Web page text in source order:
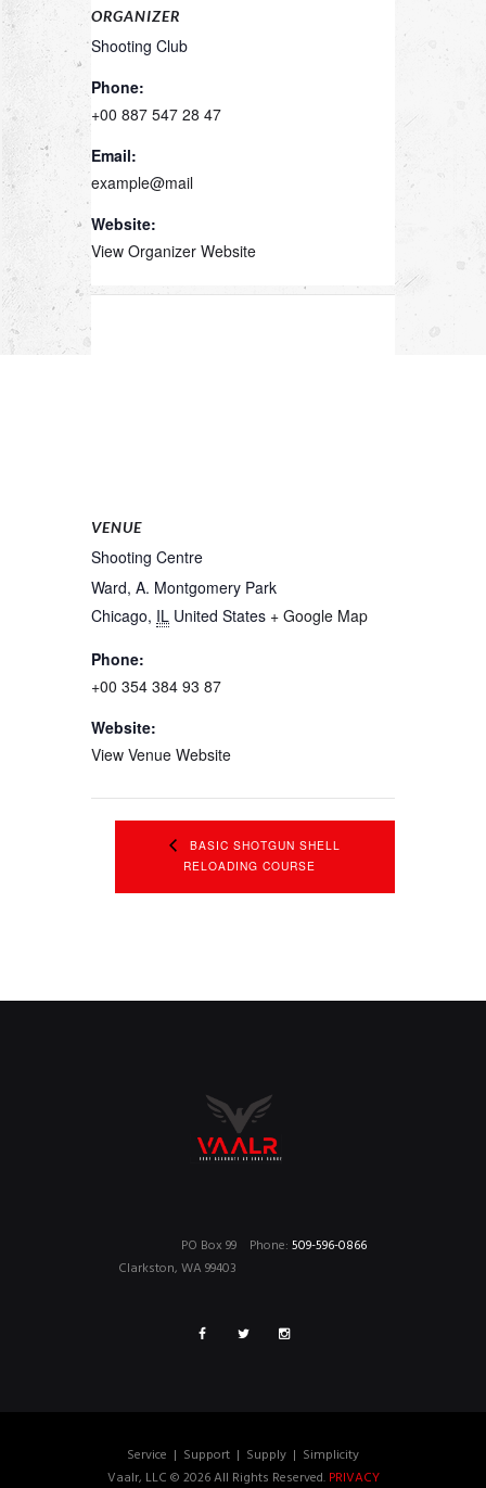
ORGANIZER
Shooting Club
Phone:
+00 887 547 28 47
Email:
example@mail
Website:
View Organizer Website
VENUE
Shooting Centre
Ward, A. Montgomery Park
Chicago, IL United States + Google Map
Phone:
+00 354 384 93 87
Website:
View Venue Website
BASIC SHOTGUN SHELL
RELOADING COURSE
Phone: 509-596-0866
PO Box 99
Clarkston, WA 99403
Service | Support | Supply | Simplicity
Vaalr, LLC © 2026 All Rights Reserved. PRIVACY